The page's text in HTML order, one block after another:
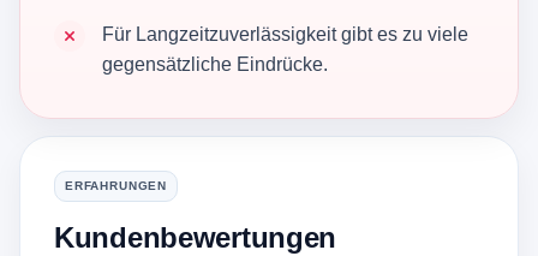
Für Langzeitzuverlässigkeit gibt es zu viele
gegensätzliche Eindrücke.
ERFAHRUNGEN
Kundenbewertungen